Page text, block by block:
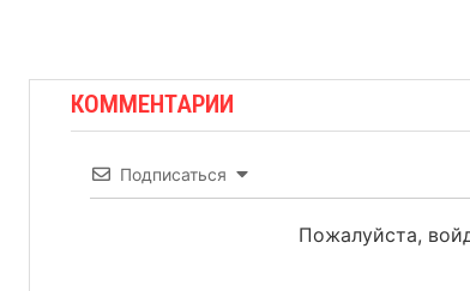
КОММЕНТАРИИ
Подписаться
Пожалуйста,